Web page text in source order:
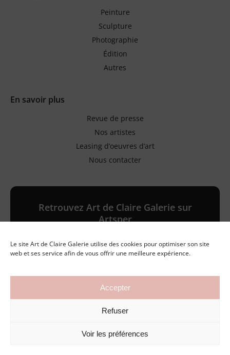
Le site Art de Claire Galerie utilise des cookies pour optimiser son site
web et ses service afin de vous offrir une meilleure expérience.
Accepter
Refuser
Voir les préférences
Peinture
Sculpture
Photographie
Édition
Autres
En savoir plus
Revue de presse
Nos artistes
Leasing d’oeuvres d’art
Nous contacter
Retrouvez Art de Claire Galerie sur
Artsper
Galerie en ligne
©2026 Art de Claire Galerie
Politique de confidentialité